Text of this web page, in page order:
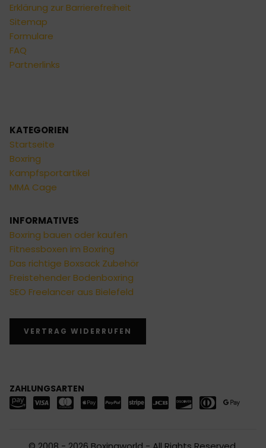
Erklärung zur Barrierefreiheit
Sitemap
Formulare
FAQ
Partnerlinks
KATEGORIEN
Startseite
Boxring
Kampfsportartikel
MMA Cage
INFORMATIVES
Boxring bauen oder kaufen
Fitnessboxen im Boxring
Das richtige Boxsack Zubehör
Freistehender Bodenboxring
SEO Freelancer aus Bielefeld
VERTRAG WIDERRUFEN
ZAHLUNGSARTEN